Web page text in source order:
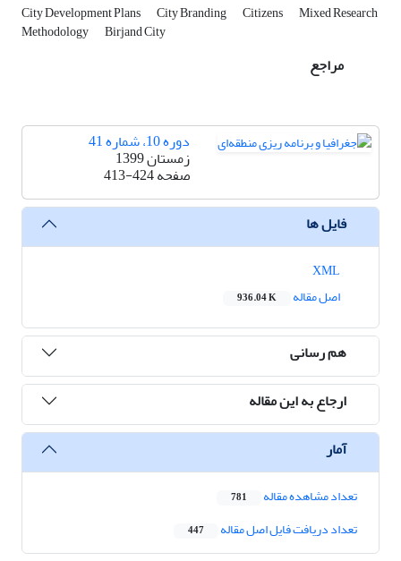
City Development Plans City Branding Citizens Mixed Research
Methodology Birjand City
مراجع
دوره 10، شماره 41
زمستان 1399
صفحه413-424
فایل ها
اصل مقاله
936.04 K
هم رسانی
ارجاع به این مقاله
آمار
تعداد مشاهده مقاله 781
تعداد دریافت فایل اصل مقاله 447